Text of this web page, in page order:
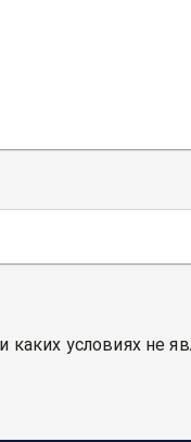
условиях не